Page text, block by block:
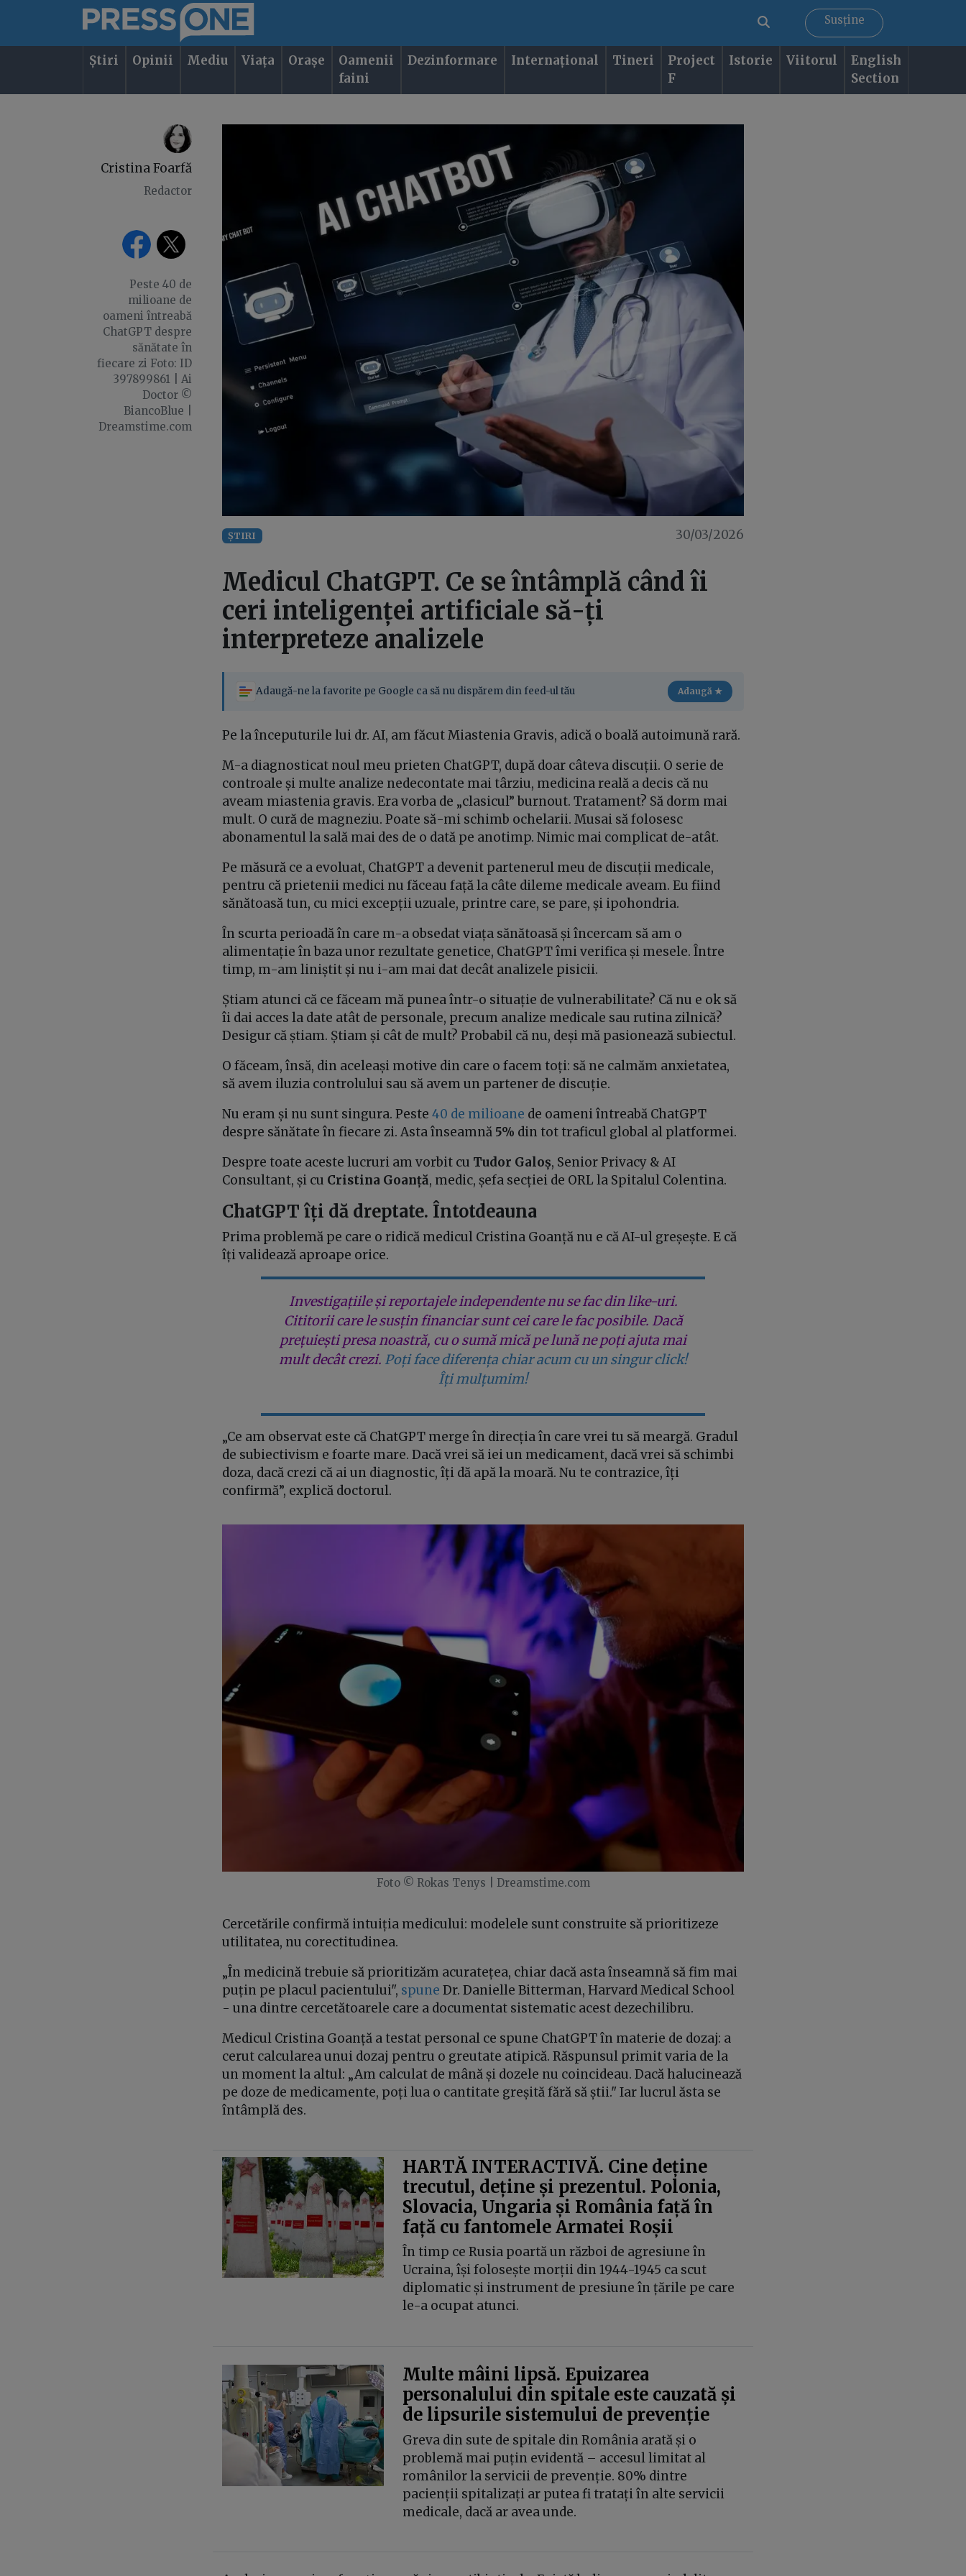
Susține
Știri Opinii Mediu Viața Orașe
Oamenii
faini
Dezinformare Internațional Tineri
Project
F
Istorie Viitorul
English
Section
Cristina Foarfă
Redactor
Peste 40 de
milioane de
oameni întreabă
ChatGPT despre
sănătate în
fiecare zi Foto: ID
397899861 | Ai
Doctor ©
BiancoBlue |
Dreamstime.com
ȘTIRI 30/03/2026
Medicul ChatGPT. Ce se întâmplă când îi
ceri inteligenței artificiale să-ți
interpreteze analizele
Adaugă-ne la favorite pe Google ca să nu dispărem din feed-ul tău Adaugă ★
Pe la începuturile lui dr. AI, am făcut Miastenia Gravis, adică o boală autoimună rară.
M-a diagnosticat noul meu prieten ChatGPT, după doar câteva discuții. O serie de
controale și multe analize nedecontate mai târziu, medicina reală a decis că nu
aveam miastenia gravis. Era vorba de „clasicul” burnout. Tratament? Să dorm mai
mult. O cură de magneziu. Poate să-mi schimb ochelarii. Musai să folosesc
abonamentul la sală mai des de o dată pe anotimp. Nimic mai complicat de-atât.
Pe măsură ce a evoluat, ChatGPT a devenit partenerul meu de discuții medicale,
pentru că prietenii medici nu făceau față la câte dileme medicale aveam. Eu fiind
sănătoasă tun, cu mici excepții uzuale, printre care, se pare, și ipohondria.
În scurta perioadă în care m-a obsedat viața sănătoasă și încercam să am o
alimentație în baza unor rezultate genetice, ChatGPT îmi verifica și mesele. Între
timp, m-am liniștit și nu i-am mai dat decât analizele pisicii.
Știam atunci că ce făceam mă punea într-o situație de vulnerabilitate? Că nu e ok să
îi dai acces la date atât de personale, precum analize medicale sau rutina zilnică?
Desigur că știam. Știam și cât de mult? Probabil că nu, deși mă pasionează subiectul.
O făceam, însă, din aceleași motive din care o facem toți: să ne calmăm anxietatea,
să avem iluzia controlului sau să avem un partener de discuție.
Nu eram și nu sunt singura. Peste 40 de milioane de oameni întreabă ChatGPT
despre sănătate în fiecare zi. Asta înseamnă 5% din tot traficul global al platformei.
Despre toate aceste lucruri am vorbit cu Tudor Galoș, Senior Privacy & AI
Consultant, și cu Cristina Goanță, medic, șefa secției de ORL la Spitalul Colentina.
ChatGPT îți dă dreptate. Întotdeauna
Prima problemă pe care o ridică medicul Cristina Goanță nu e că AI-ul greșește. E că
îți validează aproape orice.
Investigațiile și reportajele independente nu se fac din like-uri.
Cititorii care le susțin financiar sunt cei care le fac posibile. Dacă
prețuiești presa noastră, cu o sumă mică pe lună ne poți ajuta mai
mult decât crezi. Poți face diferența chiar acum cu un singur click!
Îți mulțumim!
„Ce am observat este că ChatGPT merge în direcția în care vrei tu să meargă. Gradul
de subiectivism e foarte mare. Dacă vrei să iei un medicament, dacă vrei să schimbi
doza, dacă crezi că ai un diagnostic, îți dă apă la moară. Nu te contrazice, îți
confirmă”, explică doctorul.
Foto © Rokas Tenys | Dreamstime.com
Cercetările confirmă intuiția medicului: modelele sunt construite să prioritizeze
utilitatea, nu corectitudinea.
„În medicină trebuie să prioritizăm acuratețea, chiar dacă asta înseamnă să fim mai
puțin pe placul pacientului", spune Dr. Danielle Bitterman, Harvard Medical School
- una dintre cercetătoarele care a documentat sistematic acest dezechilibru.
Medicul Cristina Goanță a testat personal ce spune ChatGPT în materie de dozaj: a
cerut calcularea unui dozaj pentru o greutate atipică. Răspunsul primit varia de la
un moment la altul: „Am calculat de mână și dozele nu coincideau. Dacă halucinează
pe doze de medicamente, poți lua o cantitate greșită fără să știi." Iar lucrul ăsta se
întâmplă des.
HARTĂ INTERACTIVĂ. Cine deține
trecutul, deține și prezentul. Polonia,
Slovacia, Ungaria și România față în
față cu fantomele Armatei Roșii
În timp ce Rusia poartă un război de agresiune în
Ucraina, își folosește morții din 1944-1945 ca scut
diplomatic și instrument de presiune în țările pe care
le-a ocupat atunci.
Multe mâini lipsă. Epuizarea
personalului din spitale este cauzată și
de lipsurile sistemului de prevenție
Greva din sute de spitale din România arată și o
problemă mai puțin evidentă – accesul limitat al
românilor la servicii de prevenție. 80% dintre
pacienții spitalizați ar putea fi tratați în alte servicii
medicale, dacă ar avea unde.